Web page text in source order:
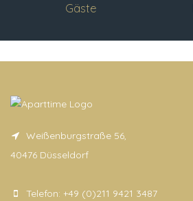
Gäste
Weißenburgstraße 56,
40476 Düsseldorf
Telefon: +49 (0)211 9421 3487